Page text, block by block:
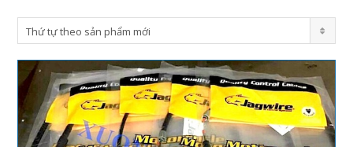
Thứ tự theo sản phẩm mới